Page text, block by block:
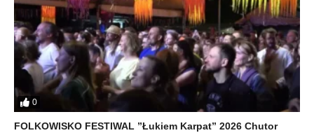
0
FOLKOWISKO FESTIWAL ”Łukiem Karpat” 2026 Chutor